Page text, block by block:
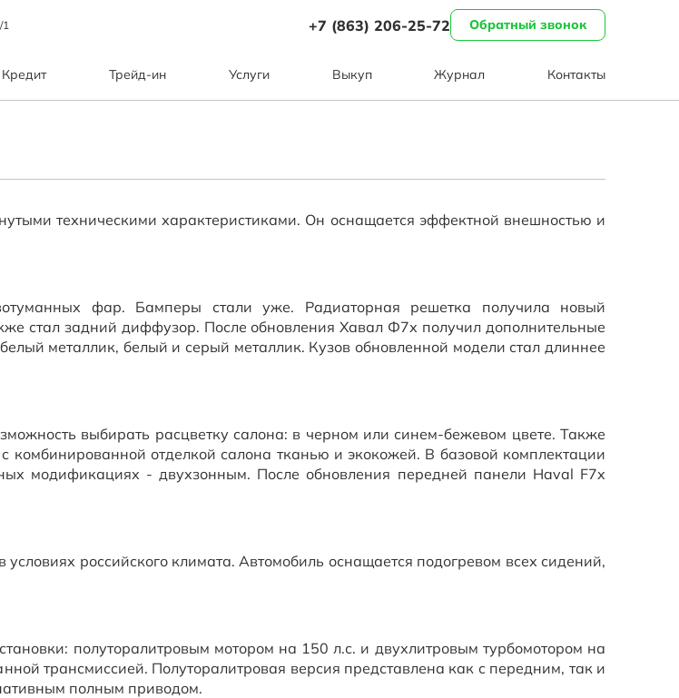
1 +7 (863) 206-25-72 Обратный звонок
Кредит Трейд-ин Услуги Выкуп Журнал Контакты
техническими характеристиками. Он оснащается эффектной внешностью и
фар. Бамперы стали уже. Радиаторная решетка получила новый
стал задний диффузор. После обновления Хавал Ф7х получил дополнительные
металлик, белый и серый металлик. Кузов обновленной модели стал длиннее
выбирать расцветку салона: в черном или синем-бежевом цвете. Также
комбинированной отделкой салона тканью и экокожей. В базовой комплектации
модификациях - двухзонным. После обновления передней панели Haval F7x
российского климата. Автомобиль оснащается подогревом всех сидений,
полуторалитровым мотором на 150 л.с. и двухлитровым турбомотором на
трансмиссией. Полуторалитровая версия представлена как с передним, так и
полным приводом.